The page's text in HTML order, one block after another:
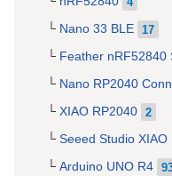
Nano 33 BLE 17
Feather nRF52840
Nano RP2040
XIAO RP2040 2
Seeed Studio XIAO
Arduino UNO R4